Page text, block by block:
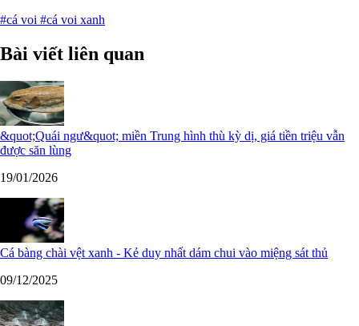
#cá voi #cá voi xanh
Bài viết liên quan
&quot;Quái ngư&quot; miền Trung hình thù kỳ dị, giá tiền triệu vẫn
được săn lùng
19/01/2026
Cá bàng chài vệt xanh - Kẻ duy nhất dám chui vào miệng sát thủ
09/12/2025